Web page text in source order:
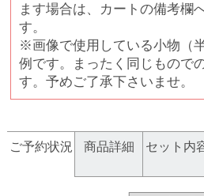
ます場合は、カートの備考欄
す。
※画像で使用している小物（
例です。まったく同じもので
す。予めご了承下さいませ。
ご予約状況 商品詳細 セット内